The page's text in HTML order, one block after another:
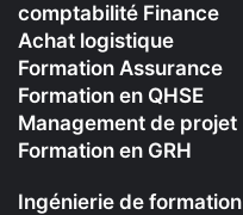
comptabilité Finance
Achat logistique
Formation Assurance
Formation en QHSE
Management de projet
Formation en GRH
Ingénierie de formation